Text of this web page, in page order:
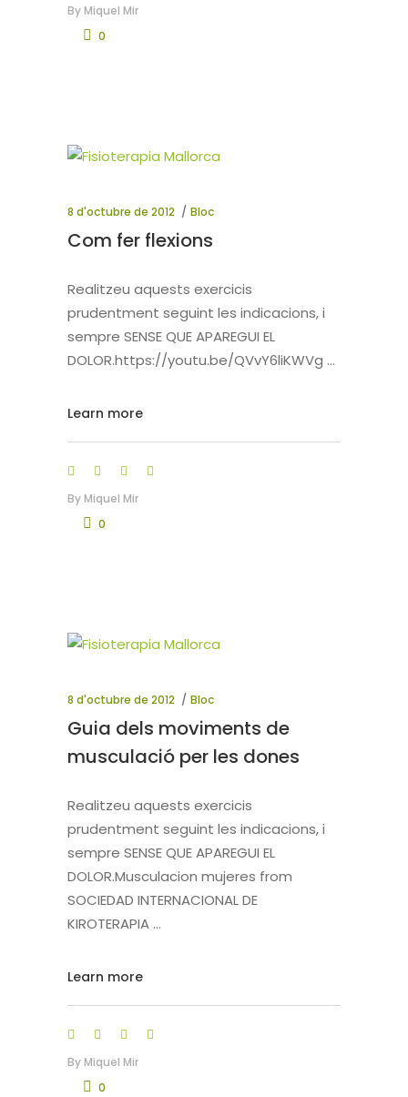
By Miquel Mir
0
8 d'octubre de 2012 Bloc
Com fer flexions
Realitzeu aquests exercicis
prudentment seguint les indicacions, i
sempre SENSE QUE APAREGUI EL
DOLOR.https://youtu.be/QVvY6liKWVg
Learn more
By Miquel Mir
0
8 d'octubre de 2012 Bloc
Guia dels moviments de
musculació per les dones
Realitzeu aquests exercicis
prudentment seguint les indicacions, i
sempre SENSE QUE APAREGUI EL
DOLOR.Musculacion mujeres from
SOCIEDAD INTERNACIONAL DE
KIROTERAPIA
Learn more
By Miquel Mir
0